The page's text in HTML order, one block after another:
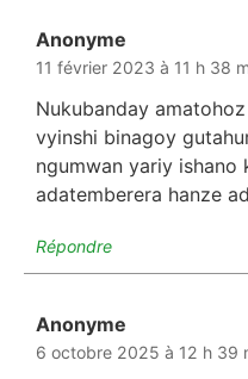
Anonyme
11 février 2023 à 11 h 38
Nukubanday
vyinshi binagoy
ngumwan yariy ishano
adatemberera hanze
Répondre
Anonyme
6 octobre 2025 à 12 h 39